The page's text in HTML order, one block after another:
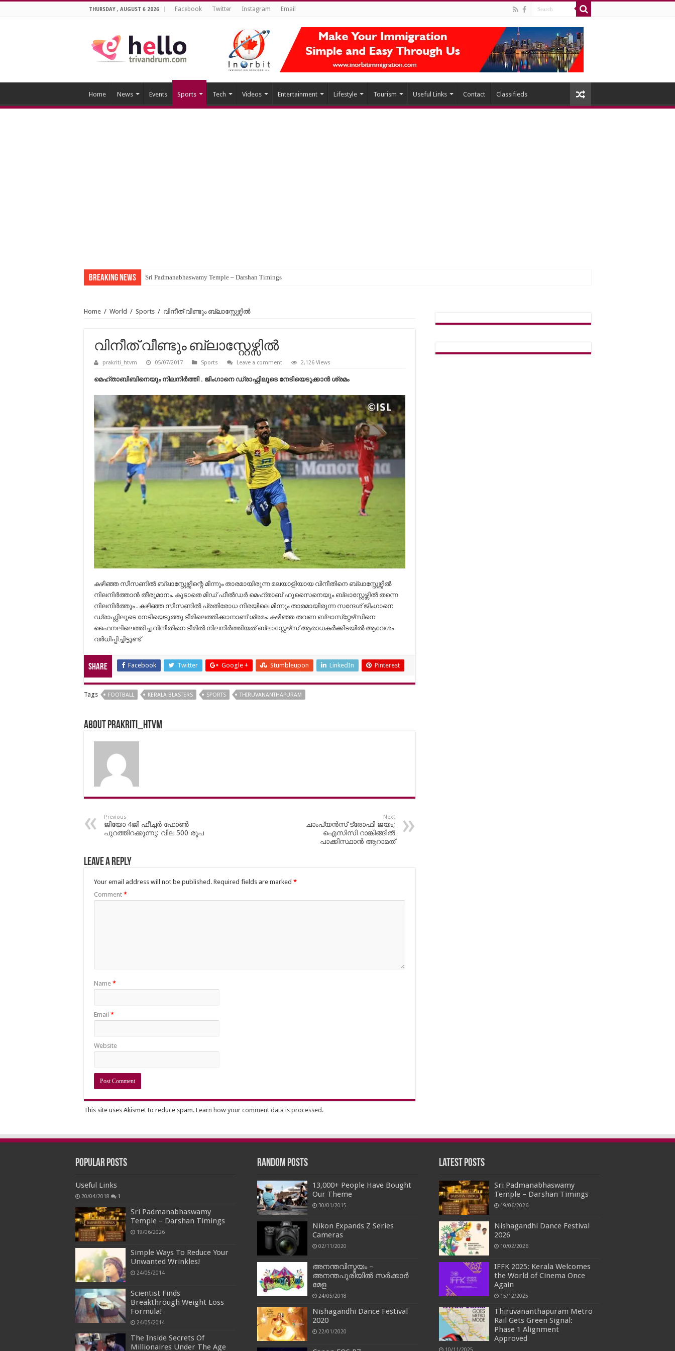
THURSDAY , AUGUST 6 2026 Facebook Twitter Instagram Email
Home News Events Sports Tech Videos Entertainment Lifestyle Tourism Useful Links Contact Classifieds
Breaking News Sri Padmanabhaswamy Temple – Darshan Timings
Nishagandhi Dance Festival 2026
Home / World / Sports / വിനീത് വീണ്ടും ബ്ലാസ്റ്റേഴ്സിൽ
വിനീത് വീണ്ടും ബ്ലാസ്റ്റേഴ്സിൽ
prakriti_htvm 05/07/2017 Sports Leave a comment 2,126 Views
മെഹ്താബിബിനെയും നിലനിർത്തി . ജിംഗാനെ ഡ്രാഫ്റ്റിലൂടെ നേടിയെടുക്കാൻ ശ്രമം
കഴിഞ്ഞ സീസണിൽ ബ്ലാസ്റ്റേഴ്സിന്റെ മിന്നും താരമായിരുന്ന മലയാളിയായ വിനീതിനെ ബ്ലാസ്റ്റേഴ്സിൽ
നിലനിർത്താൻ തീരുമാനം. കൂടാതെ മിഡ് ഫീൽഡർ മെഹ്താബ് ഹുസൈനെയും ബ്ലാസ്റ്റേഴ്സിൽ തന്നെ
നിലനിർത്തും . കഴിഞ്ഞ സീസണിൽ പ്രതിരോധ നിരയിലെ മിന്നും താരമായിരുന്ന സന്ദേശ് ജിംഗാനെ
ഡ്രാഫ്റ്റിലൂടെ നേടിയെടുത്തു ടീമിലെത്തിക്കാനാണ് ശ്രമം. കഴിഞ്ഞ തവണ ബ്ലാസ്‌റ്റേഴ്‌സിനെ
ഫൈനലിലെത്തിച്ച വിനീതിനെ ടീമിൽ നിലനിർത്തിയത് ബ്ലാസ്റ്റേഴ്‌സ് ആരാധകർക്കിടയിൽ ആവേശം
വർധിപ്പിച്ചിട്ടുണ്ട്
Share Facebook Twitter Google + Stumbleupon LinkedIn Pinterest
Tags FOOTBALL KERALA BLASTERS SPORTS THIRUVANANTHAPURAM
About prakriti_htvm
Previous
ജിയോ 4ജി ഫീച്ചര്‍ ഫോണ്‍
പുറത്തിറക്കുന്നു: വില 500 രൂപ
Next
ചാംപ്യൻസ് ട്രോഫി ജയം;
ഐസിസി റാങ്കിങ്ങിൽ
പാക്കിസ്ഥാൻ ആറാമത്
Leave a Reply
Your email address will not be published. Required fields are marked *
Comment *
Name *
Email *
Website
This site uses Akismet to reduce spam. Learn how your comment data is processed.
Popular Posts
Useful Links
20/04/2018 1
Sri Padmanabhaswamy
Temple – Darshan Timings
19/06/2026
Simple Ways To Reduce Your
Unwanted Wrinkles!
24/05/2014
Scientist Finds
Breakthrough Weight Loss
Formula!
24/05/2014
The Inside Secrets Of
Millionaires Under The Age
Random Posts
13,000+ People Have Bought
Our Theme
30/01/2015
Nikon Expands Z Series
Cameras
02/11/2020
അനന്തവിസ്മയം –
അനന്തപുരിയിൽ സർക്കാർ
മേള
24/05/2018
Nishagandhi Dance Festival
2020
22/01/2020
Latest Posts
Sri Padmanabhaswamy
Temple – Darshan Timings
19/06/2026
Nishagandhi Dance Festival
2026
10/02/2026
IFFK 2025: Kerala Welcomes
the World of Cinema Once
Again
15/12/2025
Thiruvananthapuram Metro
Rail Gets Green Signal:
Phase 1 Alignment
Approved
10/11/2025